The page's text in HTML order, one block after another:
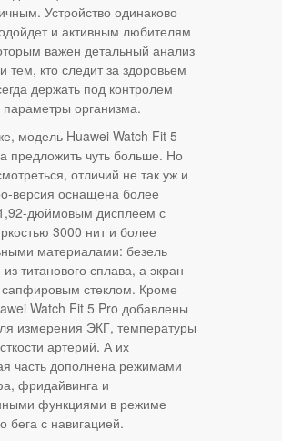
Устройство одинаково
и активным любителям
важен детальный анализ
тем, кто следит за здоровьем
держать под контролем
организма.
модель Huawei Watch Fit 5
предложить чуть больше. Но
отличий не так уж и
версия оснащена более
дюймовым дисплеем с
3000 нит и более
материалами: безель
титанового сплава, а экран
стеклом. Кроме
Watch Fit 5 Pro добавлены
измерения ЭКГ, температуры
артерий. А их
часть дополнена режимами
фридайвинга и
функциями в режиме
бега с навигацией.